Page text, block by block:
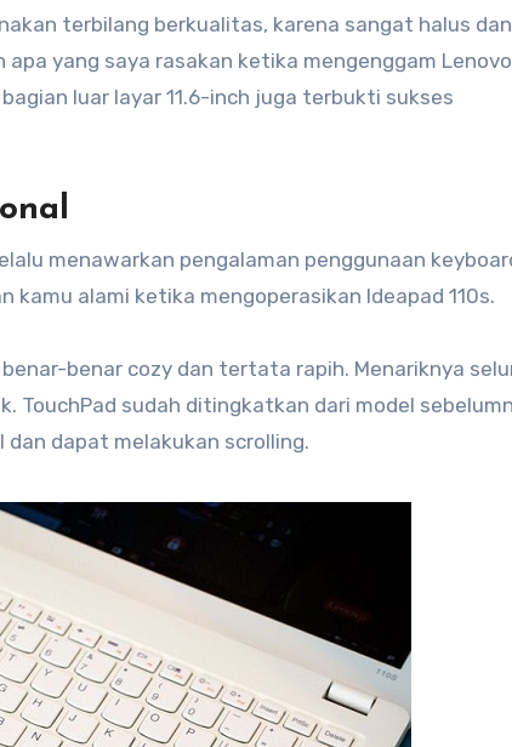
terbilang berkualitas, karena sangat halus
yang saya rasakan ketika mengenggam
luar layar 11.6-inch juga terbukti sukses
menawarkan pengalaman penggunaan
alami ketika mengoperasikan Ideapad 110s.
benar cozy dan tertata rapih. Menariknya
TouchPad sudah ditingkatkan dari model
dan dapat melakukan scrolling.